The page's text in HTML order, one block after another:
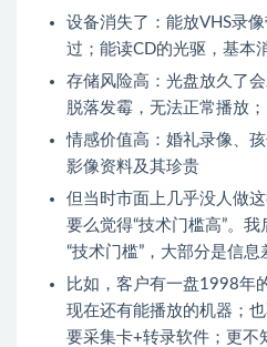
设备消失了：能放VHS录
过；能读CD的光驱，基本
存储风险高：光盘放久了
脱落发霉，无法正常播放；
情感价值高：婚礼录像、
影像资料及其珍贵
但当时市面上几乎没人做
要么觉得“技术门槛高”。
“技术门槛”，大部分是信息
比如，客户有一盘1998年
现在还有能播放的机器；
要采集卡+转录软件；更不